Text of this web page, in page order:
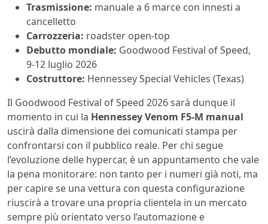
Trasmissione: manuale a 6 marce con innesti a
cancelletto
Carrozzeria: roadster open-top
Debutto mondiale: Goodwood Festival of Speed,
9-12 luglio 2026
Costruttore: Hennessey Special Vehicles (Texas)
Il Goodwood Festival of Speed 2026 sarà dunque il
momento in cui la Hennessey Venom F5-M manual
uscirà dalla dimensione dei comunicati stampa per
confrontarsi con il pubblico reale. Per chi segue
l’evoluzione delle hypercar, è un appuntamento che vale
la pena monitorare: non tanto per i numeri già noti, ma
per capire se una vettura con questa configurazione
riuscirà a trovare una propria clientela in un mercato
sempre più orientato verso l’automazione e